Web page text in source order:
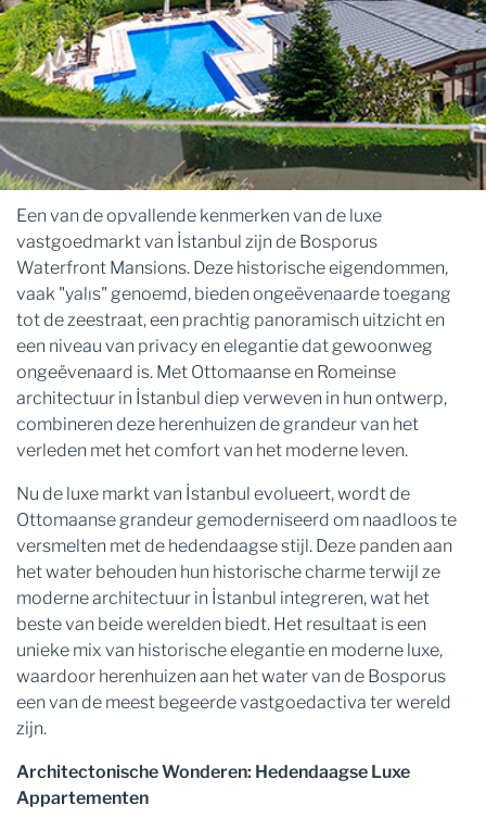
Een van de opvallende kenmerken van de luxe
vastgoedmarkt van İstanbul zijn de Bosporus
Waterfront Mansions. Deze historische eigendommen,
vaak "yalıs" genoemd, bieden ongeëvenaarde toegang
tot de zeestraat, een prachtig panoramisch uitzicht en
een niveau van privacy en elegantie dat gewoonweg
ongeëvenaard is. Met Ottomaanse en Romeinse
architectuur in İstanbul diep verweven in hun ontwerp,
combineren deze herenhuizen de grandeur van het
verleden met het comfort van het moderne leven.
Nu de luxe markt van İstanbul evolueert, wordt de
Ottomaanse grandeur gemoderniseerd om naadloos te
versmelten met de hedendaagse stijl. Deze panden aan
het water behouden hun historische charme terwijl ze
moderne architectuur in İstanbul integreren, wat het
beste van beide werelden biedt. Het resultaat is een
unieke mix van historische elegantie en moderne luxe,
waardoor herenhuizen aan het water van de Bosporus
een van de meest begeerde vastgoedactiva ter wereld
zijn.
Architectonische Wonderen: Hedendaagse Luxe
Appartementen